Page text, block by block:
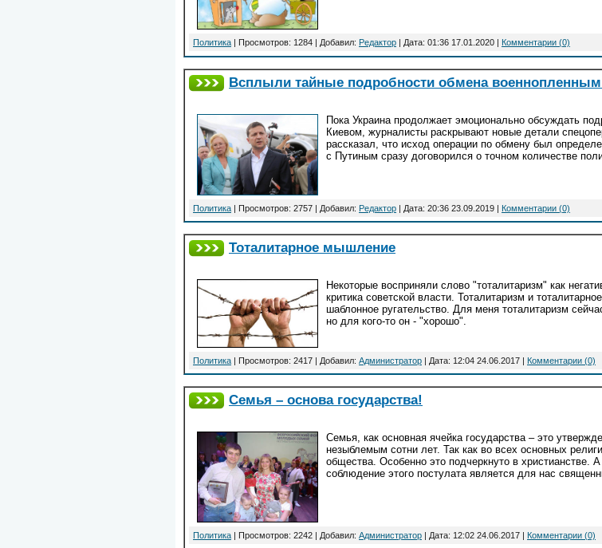
Политика | Просмотров: 1284 | Добавил: Редактор | Дата: 01:36 17.01.2020 Комментарии (0)
Всплыли тайные подробности обмена
Пока Украина продолжает эмоционально обсуждать
Киевом, журналисты раскрывают новые детали
рассказал, что исход операции по обмену был
с Путиным сразу договорился о точном количестве
Политика | Просмотров: 2757 | Добавил: Редактор | Дата: 20:36 23.09.2019 | Комментарии (0)
Тоталитарное мышление
Некоторые восприняли слово "тоталитаризм" как
критика советской власти. Тоталитаризм и
шаблонное ругательство. Для меня тоталитаризм
но для кого-то он - "хорошо".
Политика | Просмотров: 2417 | Добавил: Администратор | Дата: 12:04 24.06.2017 | Комментарии (0)
Семья – основа государства!
Семья, как основная ячейка государства – это
незыблемым сотни лет. Так как во всех основных
общества. Особенно это подчеркнуто в христианстве.
соблюдение этого постулата является для нас
Политика | Просмотров: 2242 | Добавил: Администратор | Дата: 12:02 24.06.2017 Комментарии (0)